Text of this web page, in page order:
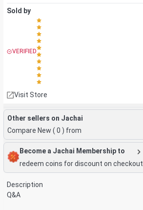
Sold by
VERIFIED
Visit Store
Other sellers on Jachai
Compare New ( 0 ) from
Become a Jachai Membership to
redeem coins for discount on checkout
Description
Q&A